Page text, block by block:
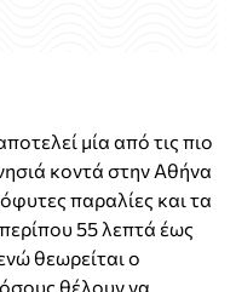
αποτελεί μία από τις πιο
κοντά στην Αθήνα
παραλίες και τα
55 λεπτά έως
θεωρείται ο
θέλουν να